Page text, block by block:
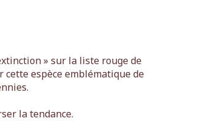
» sur la liste rouge de
espèce emblématique de
la tendance.